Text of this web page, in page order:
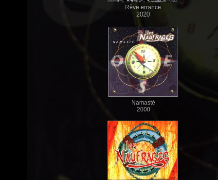
Rêve errance
2020
Namasté
2000